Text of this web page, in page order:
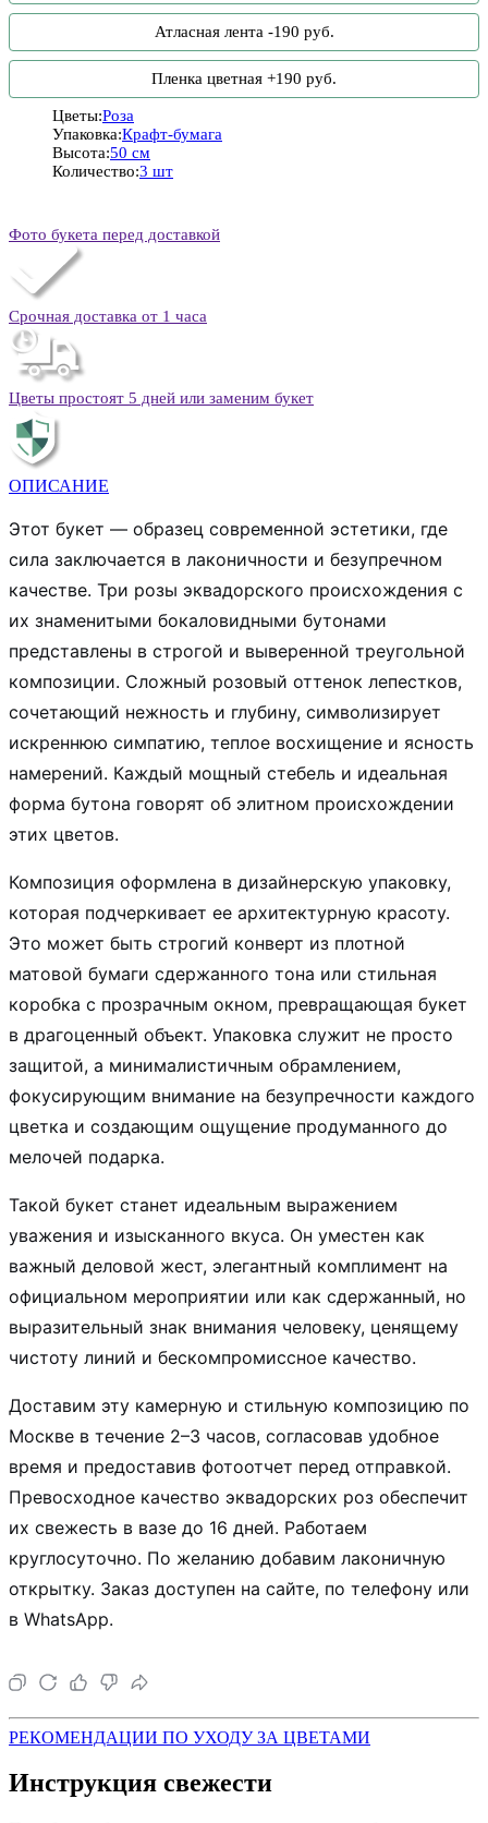
Атласная лента -190 руб.
Пленка цветная +190 руб.
Цветы:Роза
Упаковка:Крафт-бумага
Высота:50 см
Количество:3 шт
Фото букета перед доставкой
Срочная доставка от 1 часа
Цветы простоят 5 дней или заменим букет
ОПИСАНИЕ
Этот букет — образец современной эстетики, где
сила заключается в лаконичности и безупречном
качестве. Три розы эквадорского происхождения с
их знаменитыми бокаловидными бутонами
представлены в строгой и выверенной треугольной
композиции. Сложный розовый оттенок лепестков,
сочетающий нежность и глубину, символизирует
искреннюю симпатию, теплое восхищение и ясность
намерений. Каждый мощный стебель и идеальная
форма бутона говорят об элитном происхождении
этих цветов.
Композиция оформлена в дизайнерскую упаковку,
которая подчеркивает ее архитектурную красоту.
Это может быть строгий конверт из плотной
матовой бумаги сдержанного тона или стильная
коробка с прозрачным окном, превращающая букет
в драгоценный объект. Упаковка служит не просто
защитой, а минималистичным обрамлением,
фокусирующим внимание на безупречности каждого
цветка и создающим ощущение продуманного до
мелочей подарка.
Такой букет станет идеальным выражением
уважения и изысканного вкуса. Он уместен как
важный деловой жест, элегантный комплимент на
официальном мероприятии или как сдержанный, но
выразительный знак внимания человеку, ценящему
чистоту линий и бескомпромиссное качество.
Доставим эту камерную и стильную композицию по
Москве в течение 2–3 часов, согласовав удобное
время и предоставив фотоотчет перед отправкой.
Превосходное качество эквадорских роз обеспечит
их свежесть в вазе до 16 дней. Работаем
круглосуточно. По желанию добавим лаконичную
открытку. Заказ доступен на сайте, по телефону или
в WhatsApp.
РЕКОМЕНДАЦИИ ПО УХОДУ ЗА ЦВЕТАМИ
Инструкция свежести